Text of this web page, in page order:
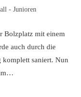
- Junioren
Bolzplatz mit einem
auch durch die
komplett saniert. Nun
im…